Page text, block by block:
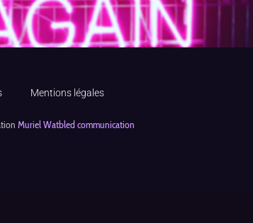
Mentions légales
Muriel Watbled communication